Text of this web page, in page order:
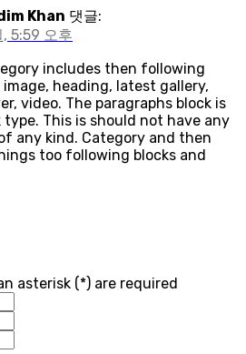
Khan 댓글:
5:59 오후
includes then following
image, heading, latest gallery,
video. The paragraphs block is
This is should not have any
any kind. Category and then
too following blocks and
asterisk (*) are required